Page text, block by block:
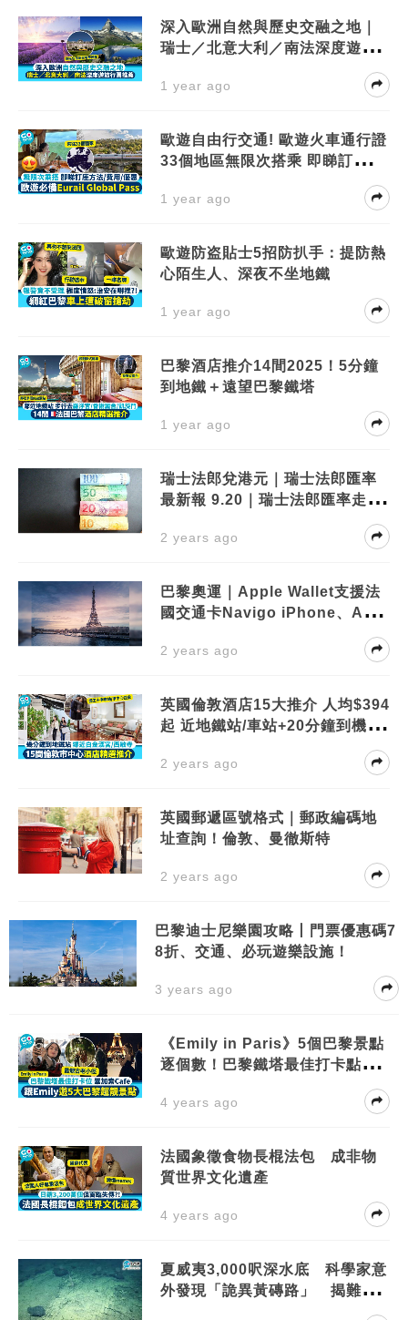
深入歐洲自然與歷史交融之地｜
瑞士／北意大利／南法深度遊旅
1 year ago
歐遊自由行交通! 歐遊火車通行證
33個地區無限次搭乘 即睇訂座/費
1 year ago
歐遊防盗貼士5招防扒手：提防熱
心陌生人、深夜不坐地鐵
1 year ago
巴黎酒店推介14間2025！5分鐘
到地鐵＋遠望巴黎鐵塔
1 year ago
瑞士法郎兌港元｜瑞士法郎匯率
最新報 9.20｜瑞士法郎匯率走勢
2 years ago
巴黎奧運｜Apple Wallet支援法
國交通卡Navigo iPhone、Appl
2 years ago
英國倫敦酒店15大推介 人均$394
起 近地鐵站/車站+20分鐘到機場
2 years ago
英國郵遞區號格式｜郵政編碼地
址查詢！倫敦、曼徹斯特
2 years ago
巴黎迪士尼樂園攻略丨門票優惠碼7
8折、交通、必玩遊樂設施！
3 years ago
《Emily in Paris》5個巴黎景點
逐個數！巴黎鐵塔最佳打卡點
4 years ago
法國象徵食物長棍法包 成非物
質世界文化遺產
4 years ago
夏威夷3,000呎深水底 科學家意
外發現「詭異黃磚路」 揭難以